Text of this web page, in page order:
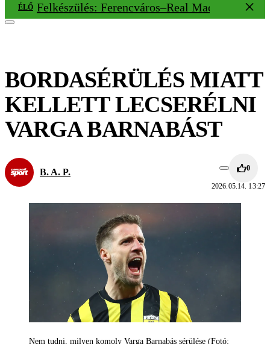
ÉLŐ Felkészülés: Ferencváros–Real Madrid 1–2
BORDASÉRÜLÉS MIATT
KELLETT LECSERÉLNI
VARGA BARNABÁST
B. A. P. 0
2026.05.14. 13:27
Nem tudni, milyen komoly Varga Barnabás sérülése (Fotó: